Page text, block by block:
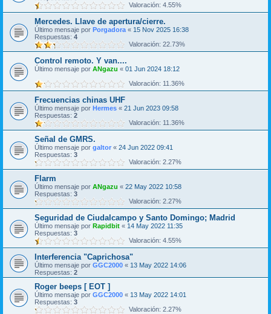
Valoración: 4.55%
Mercedes. Llave de apertura/cierre.
Último mensaje por Porgadora « 15 Nov 2025 16:38
Respuestas: 4
Valoración: 22.73%
Control remoto. Y van....
Último mensaje por ANgazu « 01 Jun 2024 18:12
Valoración: 11.36%
Frecuencias chinas UHF
Último mensaje por Hermes « 21 Jun 2023 09:58
Respuestas: 2
Valoración: 11.36%
Señal de GMRS.
Último mensaje por galtor « 24 Jun 2022 09:41
Respuestas: 3
Valoración: 2.27%
Flarm
Último mensaje por ANgazu « 22 May 2022 10:58
Respuestas: 3
Valoración: 2.27%
Seguridad de Ciudalcampo y Santo Domingo; Madrid
Último mensaje por Rapidbit « 14 May 2022 11:35
Respuestas: 3
Valoración: 4.55%
Interferencia "Caprichosa"
Último mensaje por GGC2000 « 13 May 2022 14:06
Respuestas: 2
Roger beeps [ EOT ]
Último mensaje por GGC2000 « 13 May 2022 14:01
Respuestas: 3
Valoración: 2.27%